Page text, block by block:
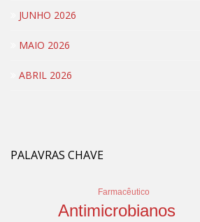
JUNHO 2026
MAIO 2026
ABRIL 2026
PALAVRAS CHAVE
Antimicrobianos
Farmacêutico